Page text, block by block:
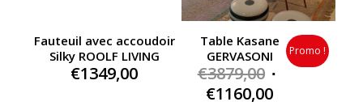
Fauteuil avec accoudoir
Silky ROOLF LIVING
€1349,00
Table Kasane
GERVASONI
€3879,00 Original
price
€1160,00Current
Promo !